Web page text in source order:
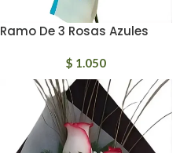
Ramo De 3 Rosas Azules
$ 1.050